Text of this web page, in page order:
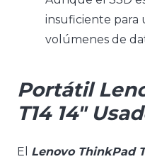
insuficiente para
volúmenes de
Portátil
T14 14″
El Lenovo ThinkPad